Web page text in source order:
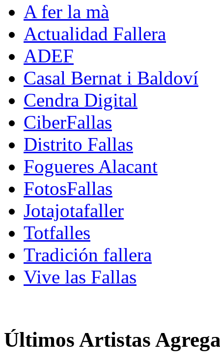
A fer la mà
Actualidad Fallera
ADEF
Casal Bernat i Baldoví
Cendra Digital
CiberFallas
Distrito Fallas
Fogueres Alacant
FotosFallas
Jotajotafaller
Totfalles
Tradición fallera
Vive las Fallas
Últimos Artistas